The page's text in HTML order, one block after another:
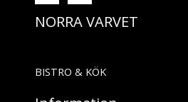
NORRA VARVET
BISTRO & KÖK